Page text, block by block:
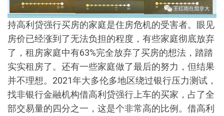
持高利贷强行买房的家庭是住房危机的受害者。眼见
房价已经涨到了无法负担的程度，有些家庭彻底放弃
了，租房家庭中有63%完全放弃了买房的想法，踏踏
实实租房了。还有一些家庭做了最后的努力，但结果
并不理想。2021年大多伦多地区绕过银行压力测试，
找非银行金融机构借高利贷强行上车的买家，占了全
部交易量的四分之一，这是个非常高的比例。借高利